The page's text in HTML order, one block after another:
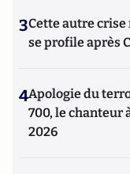
3Cette autre
se profile après
4Apologie du
700, le chanteur
2026